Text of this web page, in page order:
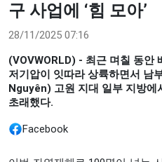
구 사업에 ‘힘 모아’
28/11/2025 07:16
(VOVWORLD) - 최근 며칠 동안
저기압이 잇따라 상륙하면서 남
Nguyên) 고원 지대 일부 지방에
초래했다.
Facebook